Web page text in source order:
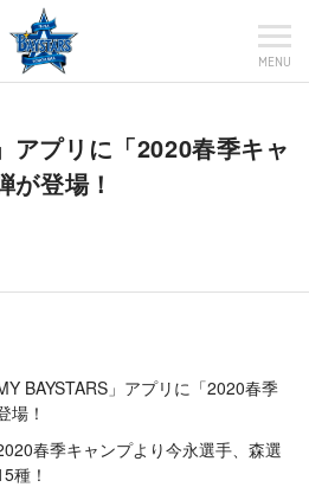
MENU
アプリに「2020春季キャ
が登場！
BAYSTARS」アプリに「2020春季
場！
春季キャンプより今永選手、森選
種！